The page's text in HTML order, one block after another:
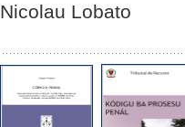
Nicolau Lobato